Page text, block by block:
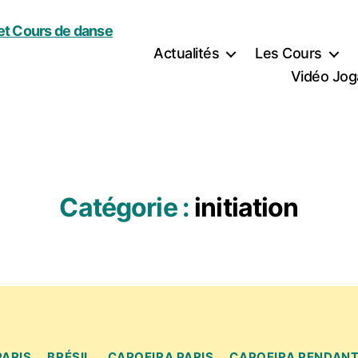
Actualités Les Cours
Vidéo
Catégorie : initiation
Catégories